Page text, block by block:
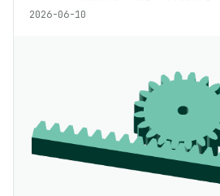
2026-06-10